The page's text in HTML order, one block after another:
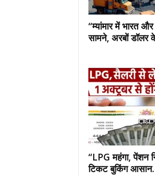
“म्यांमार में भारत
सामने, अरबों डॉलर
“LPG महंगा, पेंशन
टिकट बुकिंग